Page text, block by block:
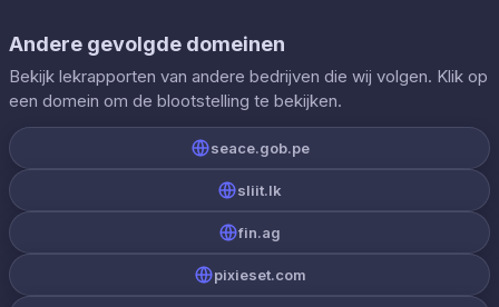
Andere gevolgde domeinen
Bekijk lekrapporten van andere bedrijven die wij volgen. Klik op
een domein om de blootstelling te bekijken.
seace.gob.pe
sliit.lk
fin.ag
pixieset.com